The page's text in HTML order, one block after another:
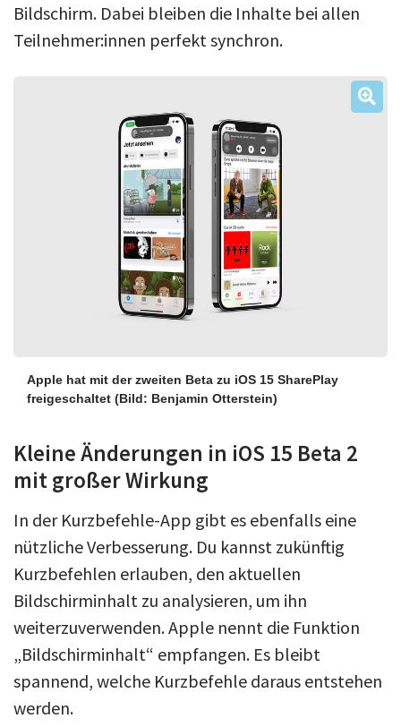
Bildschirm. Dabei bleiben die Inhalte bei allen
Teilnehmer:innen perfekt synchron.
Apple hat mit der zweiten Beta zu iOS 15 SharePlay
freigeschaltet (Bild: Benjamin Otterstein)
Kleine Änderungen in iOS 15 Beta 2
mit großer Wirkung
In der Kurzbefehle-App gibt es ebenfalls eine
nützliche Verbesserung. Du kannst zukünftig
Kurzbefehlen erlauben, den aktuellen
Bildschirminhalt zu analysieren, um ihn
weiterzuverwenden. Apple nennt die Funktion
„Bildschirminhalt“ empfangen. Es bleibt
spannend, welche Kurzbefehle daraus entstehen
werden.